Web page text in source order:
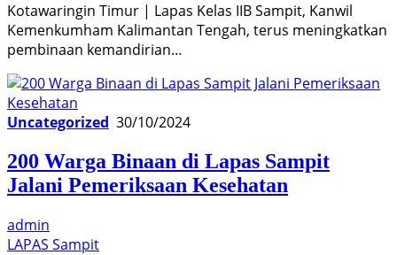
Kotawaringin Timur | Lapas Kelas IIB Sampit, Kanwil
Kemenkumham Kalimantan Tengah, terus meningkatkan
pembinaan kemandirian…
Uncategorized 30/10/2024
200 Warga Binaan di Lapas Sampit
Jalani Pemeriksaan Kesehatan
admin
LAPAS Sampit